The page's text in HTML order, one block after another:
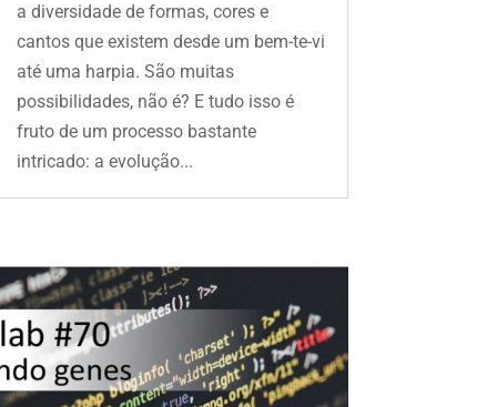
a diversidade de formas, cores e
cantos que existem desde um bem-te-vi
até uma harpia. São muitas
possibilidades, não é? E tudo isso é
fruto de um processo bastante
intricado: a evolução...